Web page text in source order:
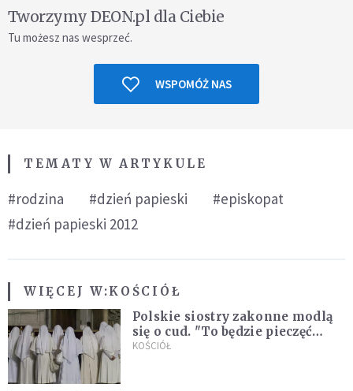
Tworzymy DEON.pl dla Ciebie
Tu możesz nas wesprzeć.
WSPOMÓŻ NAS
TEMATY W ARTYKULE
#rodzina #dzień papieski
#episkopat
#dzień papieski 2012
WIĘCEJ W:KOŚCIÓŁ
Polskie siostry zakonne modlą
się o cud. "To będzie pieczęć
Pana Boga dla naszej wiary"
KOŚCIÓŁ